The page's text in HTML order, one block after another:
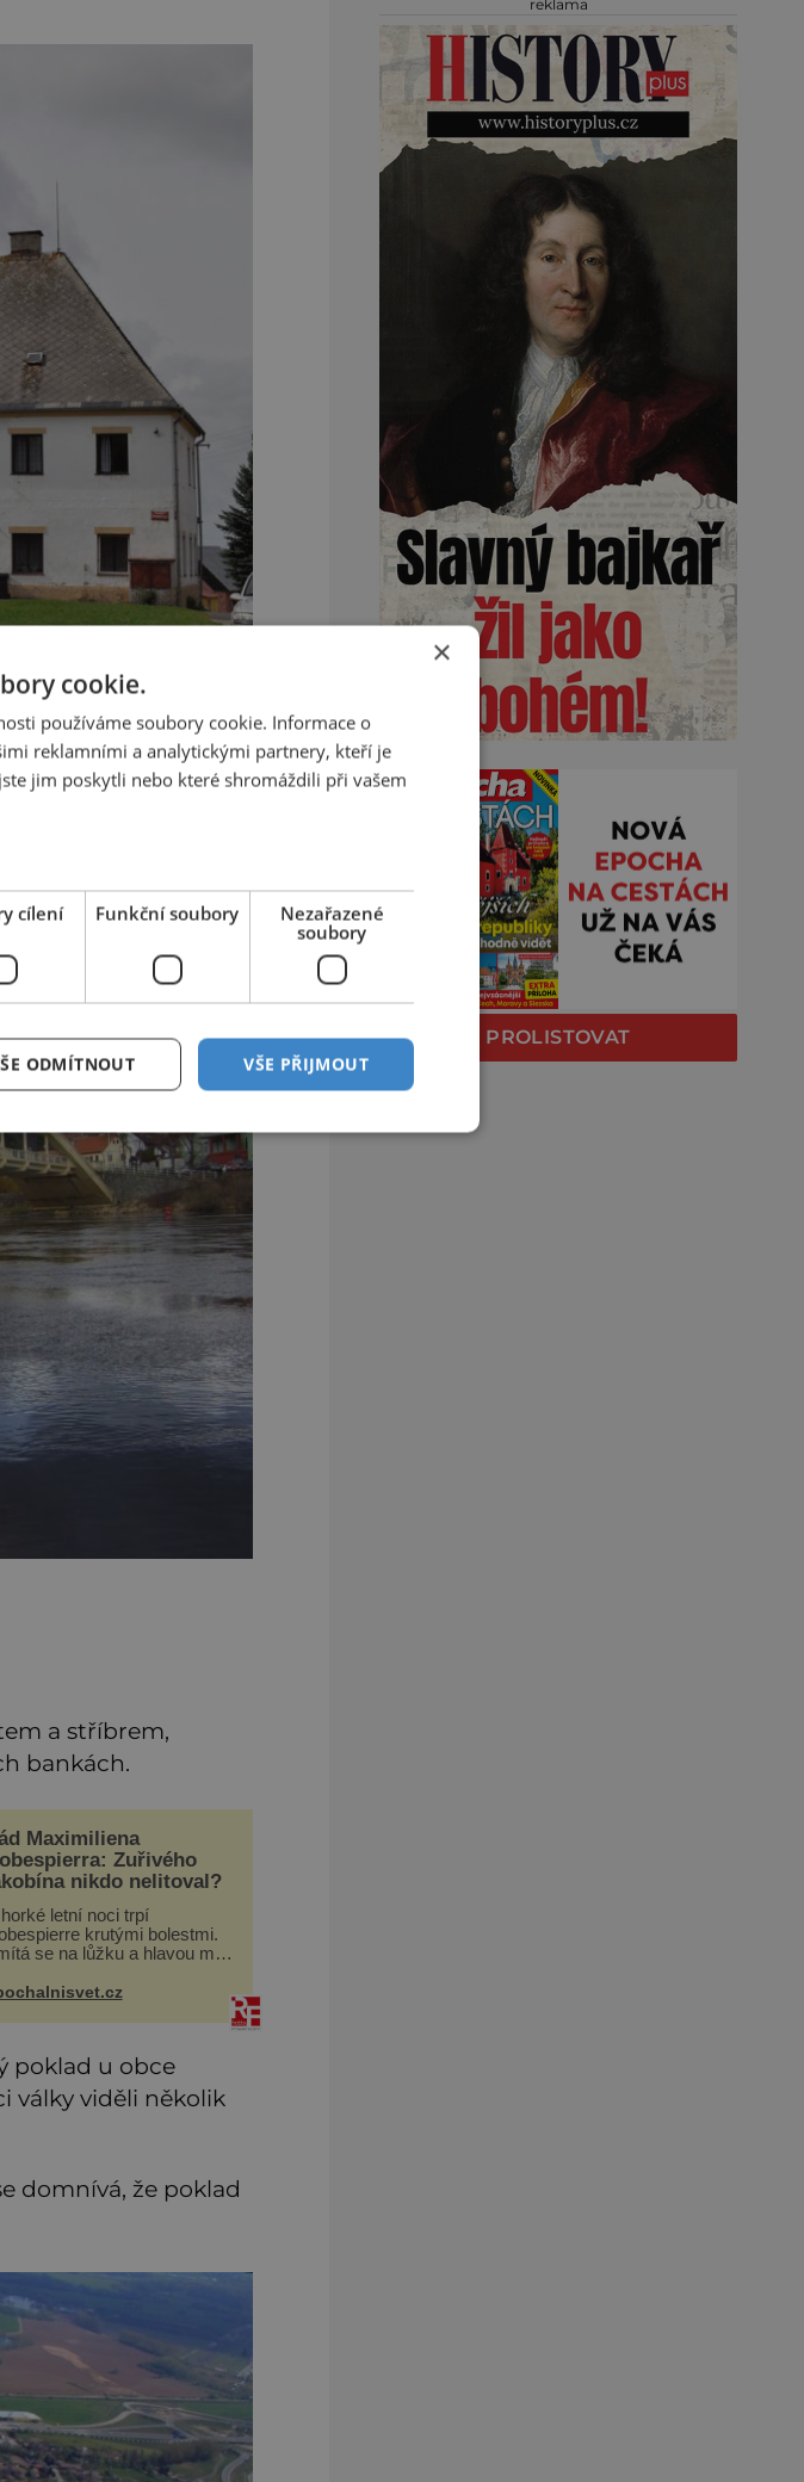
nacisty jako
Kateřiny, kde prý
a stříbrem,
bankách.
Maximiliena
Zuřivého
nikdo nelitoval?
letní noci trpí
krutými bolestmi.
se na lůžku a hlavou mu
z mdlob, vzpomene si
kterou před lety
poklad u obce
války viděli několik
domnívá, že poklad
reklama
PROLISTOVAT
×
cookie.
používáme soubory cookie. Informace o
reklamními a analytickými partnery, kteří je
jim poskytli nebo které shromáždili při vašem
cílení Funkční soubory
Nezařazené
soubory
VŠE PŘIJMOUT
ODMÍTNOUT